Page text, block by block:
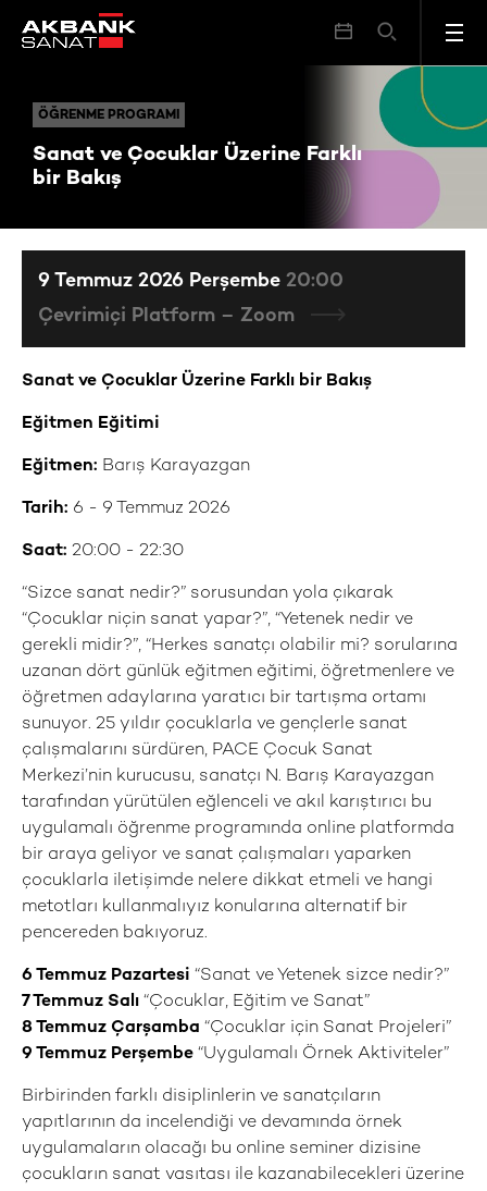
ÖĞRENME PROGRAMI
Sanat ve Çocuklar Üzerine Farklı
bir Bakış
ÖĞRENME PROGRAMI Sanat ve Çocuklar Üzerine Farklı bir Bakış
Sanat ve Çocuklar Üzerine Farklı bir Bakış
Eğitmen Eğitimi
Eğitmen: Barış Karayazgan
Tarih: 6 - 9 Temmuz 2026
Saat: 20:00 - 22:30
“Sizce sanat nedir?” sorusundan yola çıkarak
“Çocuklar niçin sanat yapar?”, “Yetenek nedir ve
gerekli midir?”, “Herkes sanatçı olabilir mi? sorularına
uzanan dört günlük eğitmen eğitimi, öğretmenlere ve
öğretmen adaylarına yaratıcı bir tartışma ortamı
sunuyor. 25 yıldır çocuklarla ve gençlerle sanat
çalışmalarını sürdüren, PACE Çocuk Sanat
Merkezi’nin kurucusu, sanatçı N. Barış Karayazgan
tarafından yürütülen eğlenceli ve akıl karıştırıcı bu
uygulamalı öğrenme programında online platformda
bir araya geliyor ve sanat çalışmaları yaparken
çocuklarla iletişimde nelere dikkat etmeli ve hangi
metotları kullanmalıyız konularına alternatif bir
pencereden bakıyoruz.
6 Temmuz Pazartesi “Sanat ve Yetenek sizce nedir?”
7 Temmuz Salı “Çocuklar, Eğitim ve Sanat”
8 Temmuz Çarşamba “Çocuklar için Sanat Projeleri”
9 Temmuz Perşembe “Uygulamalı Örnek Aktiviteler”
Birbirinden farklı disiplinlerin ve sanatçıların
yapıtlarının da incelendiği ve devamında örnek
uygulamaların olacağı bu online seminer dizisine
çocukların sanat vasıtası ile kazanabilecekleri üzerine
9 Temmuz 2026 Perşembe 20:00
Çevrimiçi Platform – Zoom